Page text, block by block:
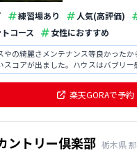
練習場あり 人気(高評価)
コース
女性におすすめ
やの綺麗さメンテナンス等良かった
スコアが出ました。ハウスはバブリ
こだわりはありません。誘われたから
楽天GORAで予約
ントリー倶楽部 栃木県